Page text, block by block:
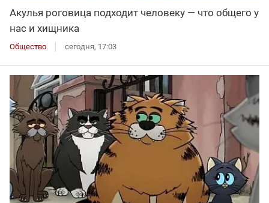
Акулья роговица подходит человеку — что общего у
нас и хищника
Общество сегодня, 17:03